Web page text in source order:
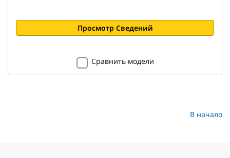
Просмотр Сведений
Сравнить модели
В начало